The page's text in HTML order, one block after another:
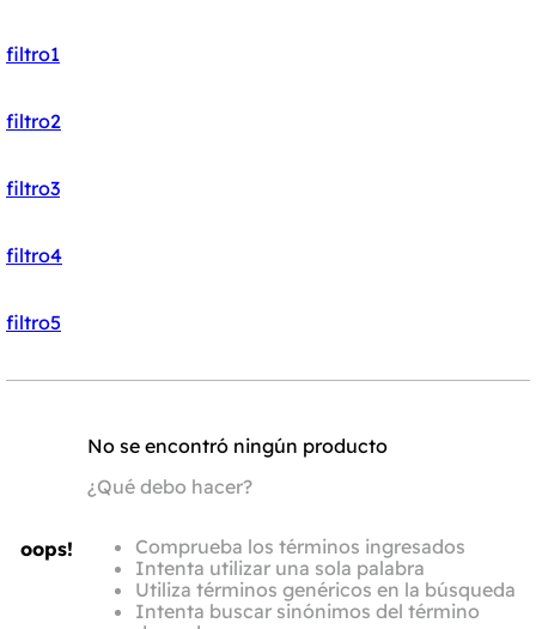
filtro1
filtro2
filtro3
filtro4
filtro5
oops!
No se encontró ningún producto
¿Qué debo hacer?
Comprueba los términos ingresados
Intenta utilizar una sola palabra
Utiliza términos genéricos en la búsqueda
Intenta buscar sinónimos del término